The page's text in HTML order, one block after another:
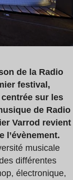
de la Radio
festival,
sur les
de Radio
Varrod revient
l’évènement.
musicale
différentes
électronique,